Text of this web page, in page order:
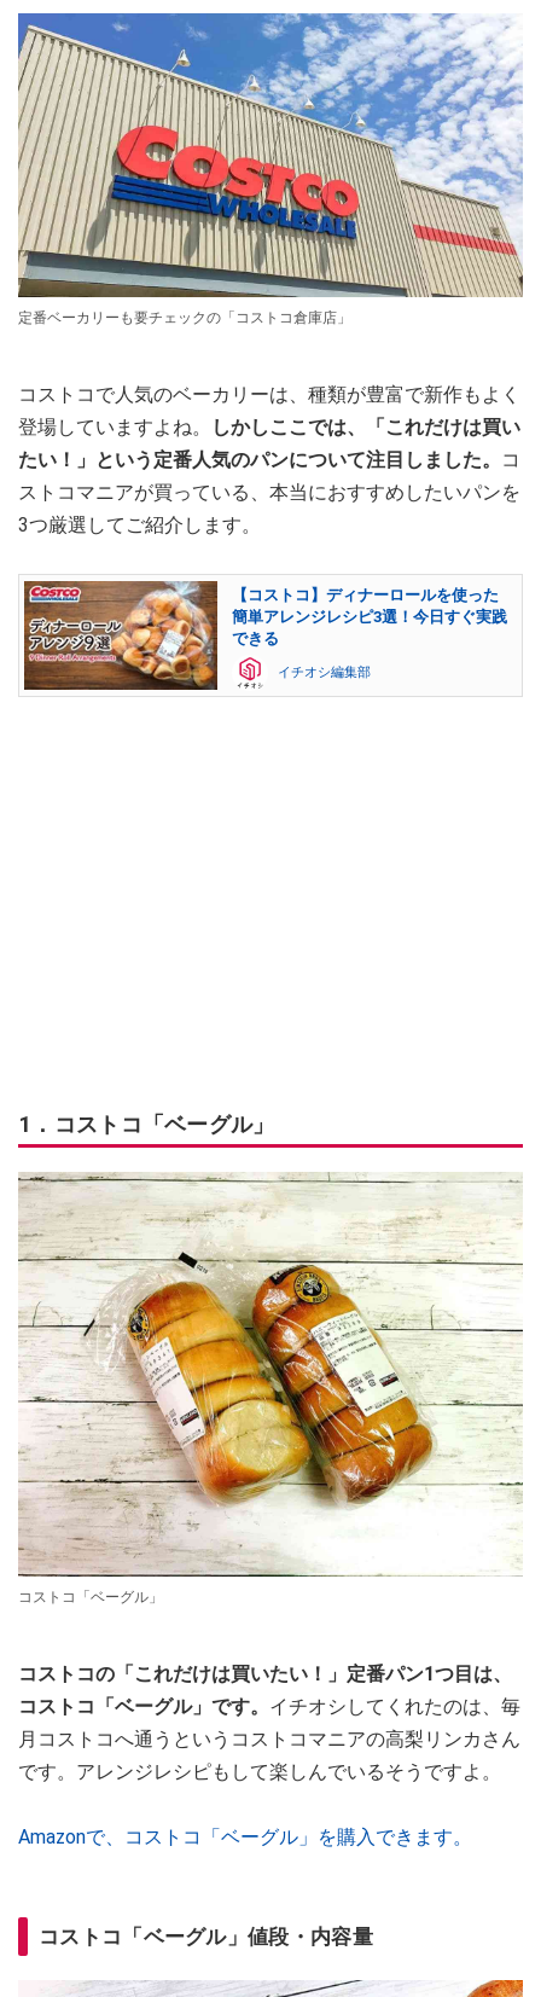
定番ベーカリーも要チェックの「コストコ倉庫店」
コストコで人気のベーカリーは、種類が豊富で新作もよく
登場していますよね。
しかしここでは、「これだけは買い
たい！」という定番人気のパンについて注目しました。
コ
ストコマニアが買っている、本当におすすめしたいパンを
3つ厳選してご紹介します。
【コストコ】ディナーロールを使った
簡単アレンジレシピ3選！今日すぐ実践
できる
イチオシ編集部
1．コストコ「ベーグル」
コストコ「ベーグル」
コストコの「これだけは買いたい！」定番パン1つ目は、
コストコ「ベーグル」です。 イチオシしてくれたのは、毎
月コストコへ通うというコストコマニアの高梨リンカさん
です。アレンジレシピもして楽しんでいるそうですよ。
Amazonで、コストコ「ベーグル」を購入できます。
コストコ「ベーグル」値段・内容量